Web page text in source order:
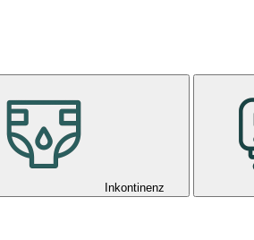
Inkontinenz